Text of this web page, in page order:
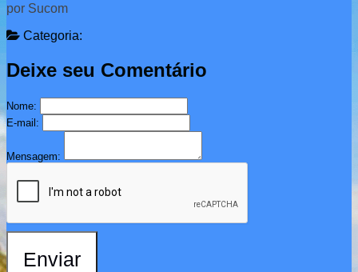
por Sucom
Categoria:
Deixe seu Comentário
Nome:
E-mail:
Mensagem:
Enviar